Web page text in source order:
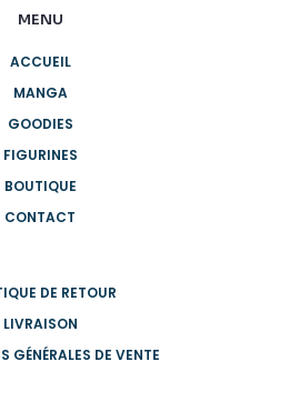
MENU
ACCUEIL
MANGA
GOODIES
FIGURINES
BOUTIQUE
CONTACT
DE RETOUR
LIVRAISON
GÉNÉRALES DE VENTE